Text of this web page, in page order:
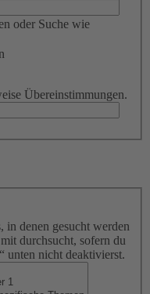
oder Suche wie
Übereinstimmungen.
in denen gesucht werden
durchsucht, sofern du
unten nicht deaktivierst.